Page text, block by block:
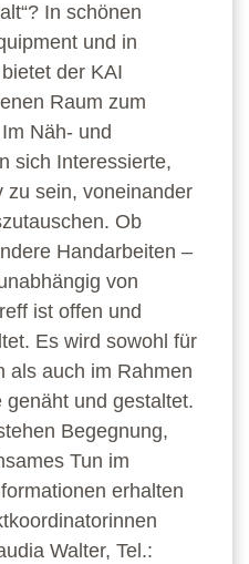
In schönen
und in
der KAI
Raum zum
Näh- und
sich Interessierte,
zu sein, voneinander
Ob
Handarbeiten –
von
ist offen und
Es wird sowohl für
als auch im Rahmen
und gestaltet.
Begegnung,
Tun im
erhalten
Walter, Tel.: